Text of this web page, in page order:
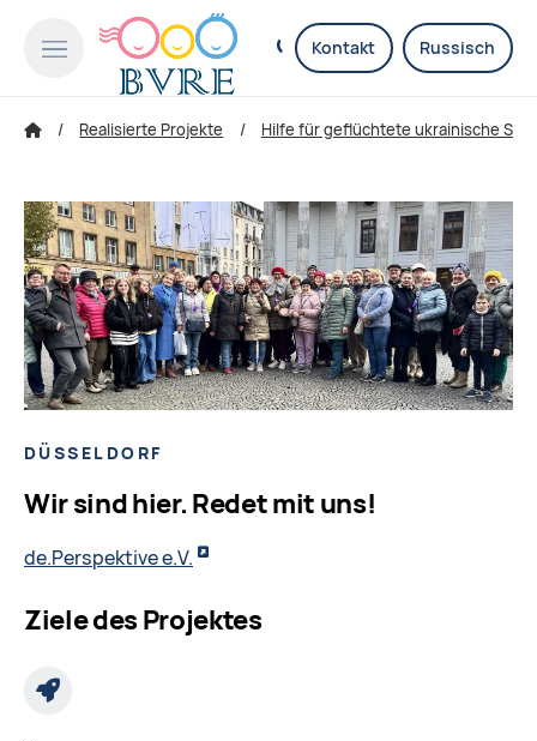
Kontakt Russisch
Realisierte Projekte Hilfe für geflüchtete ukrainische
DÜSSELDORF
Wir sind hier. Redet mit uns!
de.Perspektive e.V.
Ziele des Projektes